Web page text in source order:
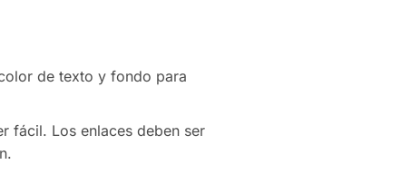
de texto y fondo para
fácil. Los enlaces deben ser